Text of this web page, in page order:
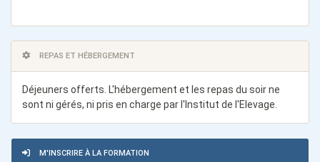
REPAS ET HÉBERGEMENT
Déjeuners offerts. L'hébergement et les repas du soir ne
sont ni gérés, ni pris en charge par l'Institut de l'Elevage.
M'INSCRIRE À LA FORMATION